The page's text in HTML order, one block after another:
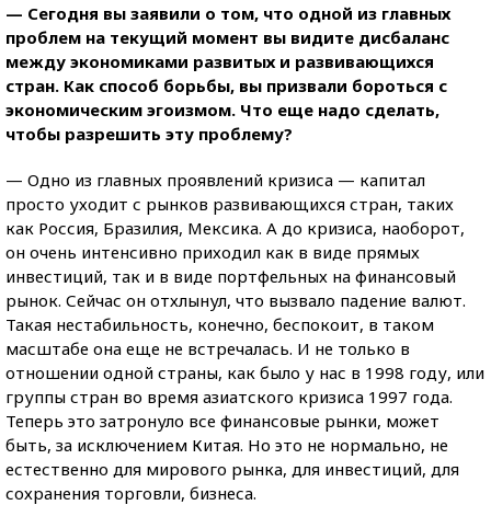
— Сегодня вы заявили о том, что одной из главных
проблем на текущий момент вы видите дисбаланс
между экономиками развитых и развивающихся
стран. Как способ борьбы, вы призвали бороться с
экономическим эгоизмом. Что еще надо сделать,
чтобы разрешить эту проблему?
— Одно из главных проявлений кризиса — капитал
просто уходит с рынков развивающихся стран, таких
как Россия, Бразилия, Мексика. А до кризиса, наоборот,
он очень интенсивно приходил как в виде прямых
инвестиций, так и в виде портфельных на финансовый
рынок. Сейчас он отхлынул, что вызвало падение валют.
Такая нестабильность, конечно, беспокоит, в таком
масштабе она еще не встречалась. И не только в
отношении одной страны, как было у нас в 1998 году, или
группы стран во время азиатского кризиса 1997 года.
Теперь это затронуло все финансовые рынки, может
быть, за исключением Китая. Но это не нормально, не
естественно для мирового рынка, для инвестиций, для
сохранения торговли, бизнеса.